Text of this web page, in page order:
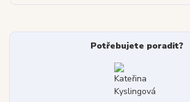
Potřebujete poradit?